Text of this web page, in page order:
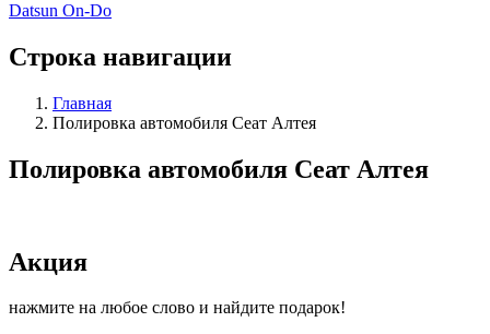
Datsun On-Do
Строка навигации
Главная
Полировка автомобиля Сеат Алтея
Полировка автомобиля Сеат Алтея
Акция
нажмите на любое слово и найдите подарок!